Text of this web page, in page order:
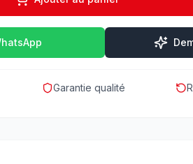
Garantie qualité